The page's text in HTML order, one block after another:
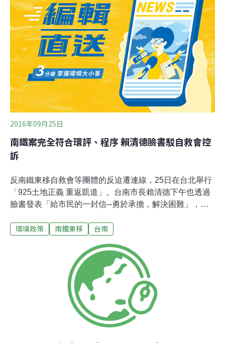
內政部回應民間訴求，展開推動聽證新制度的配套措施，
包括今天公布的聽證主持人與《內政部舉行聽證作業要
點》草案。內政部長葉俊榮表示，未來內政部除了依法規
規定應舉行聽證之外，相關的委員會或審議小組，在案件
審理過程中，認為有必要透過聽證來釐清事證或爭點，也
可以舉行聽證；同時也賦予案件當事人或利害關係人聽證
建議權。
2016年09月25日
南鐵案完全符合環評、程序 賴清德臉書駁自救會控
訴
反南鐵東移自救會等團體的反迫遷連線，25日在台北舉行
「925土地正義 重返凱道」。台南市長賴清德下午也透過
臉書發表「給市民的一封信─勇於承擔，解決困難」，強
版本，南鐵案根本不應該與大埔案相提並論，抗爭無理，
們誠懇面對，協助拆遷戶解決問題，但部分反對台南鐵路
地下化民眾，並且以『居住正義』等口號，將這個對台南
市重大發展的都市計畫變更案污名化，甚至與苗栗大埔案
相提並論，對我及市政團隊進行人身攻擊，不過，這些詆
毀也都證明是無中生有，不會影響計畫的進行。」他說，
自救會成員曾到監察院陳情，但監察院調查後，反而替市
府證明鐵路並沒有東移，全案沒有財團掛勾，符合環評及
環境政策 南鐵東移 台南